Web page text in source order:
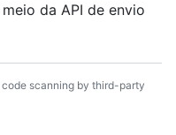
da API de envio
code scanning by third-party